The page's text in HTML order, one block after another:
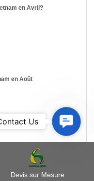
en Avril?
en Août
Devis sur Mesure
Contact
Us